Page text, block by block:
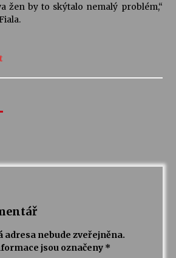
prázdnin
kousek za Humpolec. V Želivě ožije
žen by to skýtalo nemalý problém,“
adresa nebude zveřejněna.
jsou označeny *